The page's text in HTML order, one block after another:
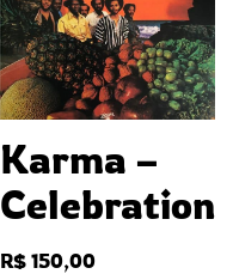
Karma –
Celebration
R$ 150,00